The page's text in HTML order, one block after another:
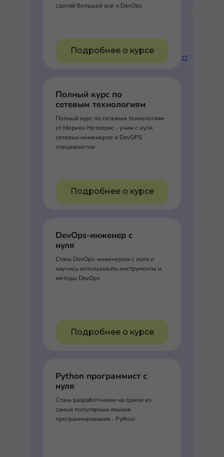
сделай большой шаг к DevOps
Подробнее о курсе
Полный курс по
сетевым технологиям
Полный курс по сетевым технологиям
от Мерион Нетворкс - учим с нуля
сетевых инженеров и DevOPS
специалистов
Подробнее о курсе
DevOps-инженер с
нуля
Стань DevOps-инженером с нуля и
научись использовать инструменты и
методы DevOps
Подробнее о курсе
Python программист с
нуля
Стань разработчиком на одном из
самых популярных языков
программирования - Python